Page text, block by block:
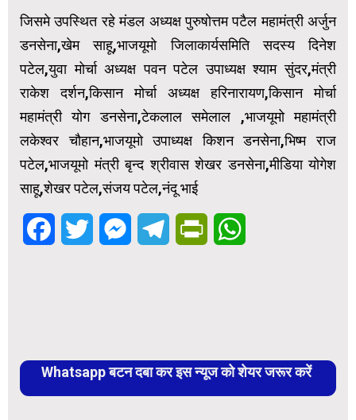
जिसमे उपस्थित रहे मंडल अध्यक्ष पुरुषोत्तम पटैल महामंत्री अर्जुन
डनसेना,खेम साहू,भाजयूमो जिलाकार्यसमिति सदस्य दिनेश
पटेल,युवा मोर्चा अध्यक्ष पवन पटेल उपाध्यक्ष श्याम सुंदर,मंत्री
राकेश दर्शन,किसान मोर्चा अध्यक्ष हरिनारायण,किसान मोर्चा
महामंत्री योग डनसेना,टेकलाल समेलाल ,भाजयूमो महामंत्री
लकेश्वर चौहान,भाजयूमो उपाध्यक्ष किशन डनसेना,भिष्म राज
पटेल,भाजयूमो मंत्री बृन्द श्रीवास शेखर डनसेना,मीडिया योगेश
साहू,शेखर पटेल,संजय पटेल,नंदू भाई
FacebookTwitter MessengerTelegramPrintFriendly
Whatsapp बटन दबा कर इस न्यूज को शेयर जरूर करें